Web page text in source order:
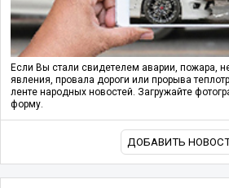
Если Вы стали свидетелем аварии, пожара,
явления, провала дороги или прорыва
ленте народных новостей. Загружайте
форму.
ДОБАВИТЬ